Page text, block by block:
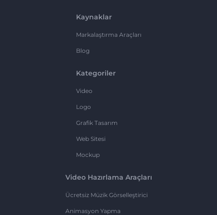
Kaynaklar
Markalaştırma Araçları
Blog
Kategoriler
Video
Logo
Grafik Tasarım
Web Sitesi
Mockup
Video Hazırlama Araçları
Ücretsiz Müzik Görselleştirici
Animasyon Yapma